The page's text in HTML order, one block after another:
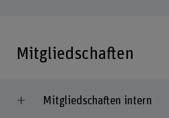
Mitgliedschaften
Mitgliedschaften intern